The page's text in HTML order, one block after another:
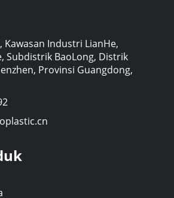
Kawasan Industri LianHe,
Subdistrik BaoLong, Distrik
Provinsi Guangdong,